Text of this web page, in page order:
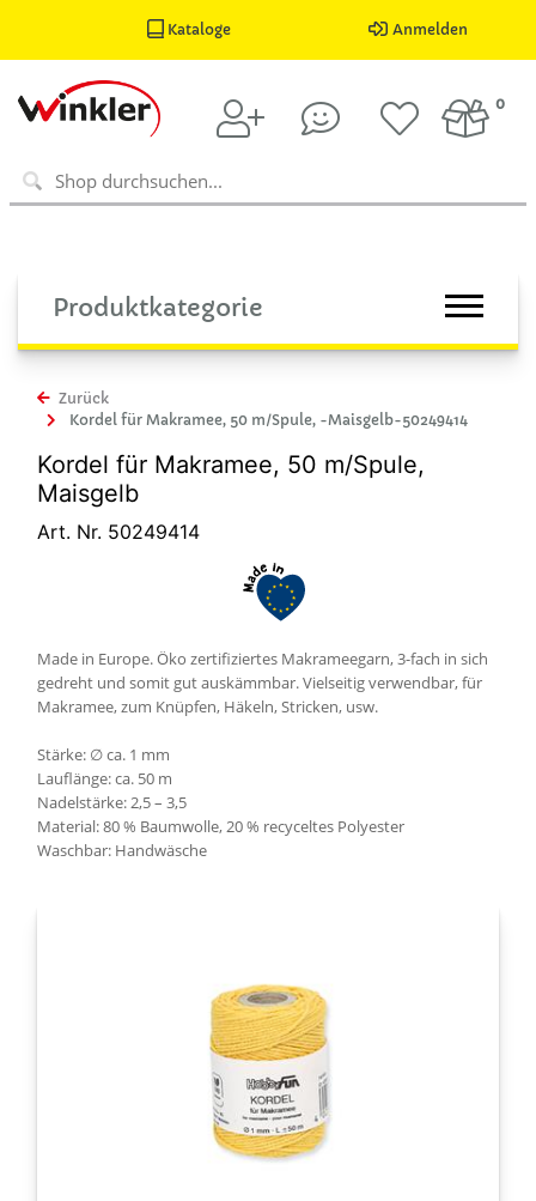
Kataloge Anmelden
0
Produktkategorie
Zurück
Kordel für Makramee, 50 m/Spule, -Maisgelb-50249414
Kordel für Makramee, 50 m/Spule,
Maisgelb
Art. Nr. 50249414
Made in Europe. Öko zertifiziertes Makrameegarn, 3-fach in sich
gedreht und somit gut auskämmbar. Vielseitig verwendbar, für
Makramee, zum Knüpfen, Häkeln, Stricken, usw.
Stärke: ∅ ca. 1 mm
Lauflänge: ca. 50 m
Nadelstärke: 2,5 – 3,5
Material: 80 % Baumwolle, 20 % recyceltes Polyester
Waschbar: Handwäsche